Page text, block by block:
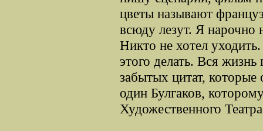
цветы называют
всюду лезут. Я
Никто не хотел
этого делать. Вся
забытых цитат, которые
один Булгаков,
Художественного